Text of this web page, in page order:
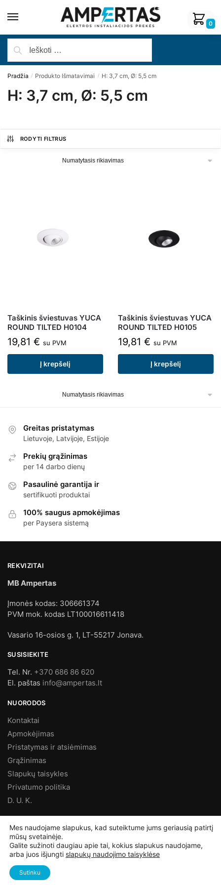
0
Pradžia / Produkto Išmatavimai / H: 3,7 cm, Ø: 5,5 cm
H: 3,7 cm, Ø: 5,5 cm
RODYTI FILTRUS
Taškinis šviestuvas YUCA
ROUND TILTED H0104
19,81 € su PVM
Į krepšelį
Taškinis šviestuvas YUCA
ROUND TILTED H0105
19,81 € su PVM
Į krepšelį
Greitas pristatymas
Lietuvoje, Latvijoje, Estijoje
Prekių grąžinimas
per 14 darbo dienų
Pasaulinė garantija ir
sertifikuoti produktai
100% saugus apmokėjimas
per Paysera sistemą
REKVIZITAI
MB Ampertas
Įmonės kodas: 306661374
PVM mok. kodas LT100016611418
Vasario 16-osios g. 1, LT-55217 Jonava.
SUSISIEKITE
Tel. Nr. +370 686 86 620
El. paštas info@ampertas.lt
NUORODOS
Kontaktai
Apmokėjimas
Pristatymas ir atsiėmimas
Grąžinimas
Slapukų taisykles
Privatumo politika
D. U. K.
©Ampertas.lt2025, Visos teisės saugomos
Mes naudojame slapukus, kad suteiktume jums geriausią patirtį
mūsų svetainėje.
Galite sužinoti daugiau apie tai, kokius slapukus naudojame,
arba juos išjungti slapukų naudojimo taisyklėse
Sutinku